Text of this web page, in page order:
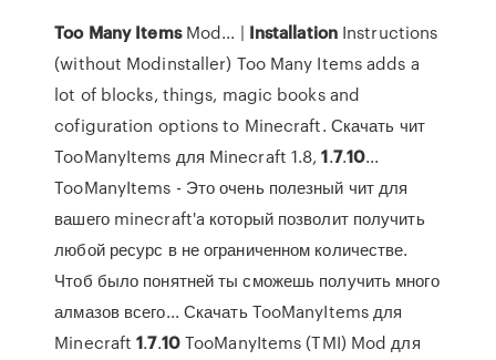
Too Many ItemsMod... | InstallationInstructions
(without Modinstaller) Too Many Items adds a
lot of blocks, things, magic books and
cofiguration options to Minecraft. Скачать чит
TooManyItems для Minecraft 1.8,1.7.10...
TooManyItems - Это очень полезный чит для
вашего minecraft'a который позволит получить
любой ресурс в не ограниченном количестве.
Чтоб было понятней ты сможешь получить много
алмазов всего... Скачать TooManyItems для
Minecraft1.7.10TooManyItems (TMI) Mod для